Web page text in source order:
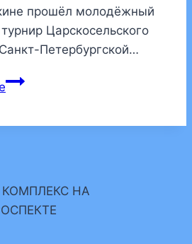
прошёл молодёжный
Царскосельского
Петербургской…
Футбольная
победителем
турнира
НА